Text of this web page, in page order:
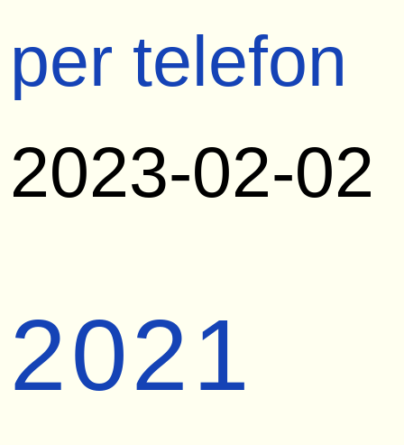
per telefon
2023-02-02
2021